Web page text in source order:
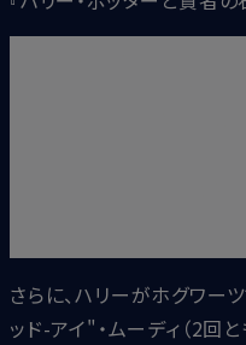
さらに、ハリーがホグワー
ッド-アイ"・ムーディ（2回